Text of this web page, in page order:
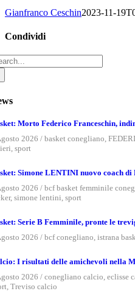
Gianfranco Ceschin2023-11-
Condividi
Facebook
Pinterest
Email
Morto Federico Franceschin,
2026 / basket conegliano
sport
Simone LENTINI nuovo coach di
2026 / bcf basket femminile
, simone lentini sport
Serie B Femminile, pronte le
2026 / bcf conegliano istrana
I risultati delle amichevoli nella
2026 / conegliano calcio eclisse
Treviso calcio